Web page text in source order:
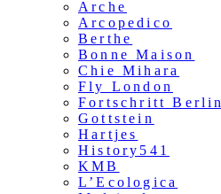
Arche
Arcopedico
Berthe
Bonne Maison
Chie Mihara
Fly London
Fortschritt Berlin
Gottstein
Hartjes
History541
KMB
L’Ecologica